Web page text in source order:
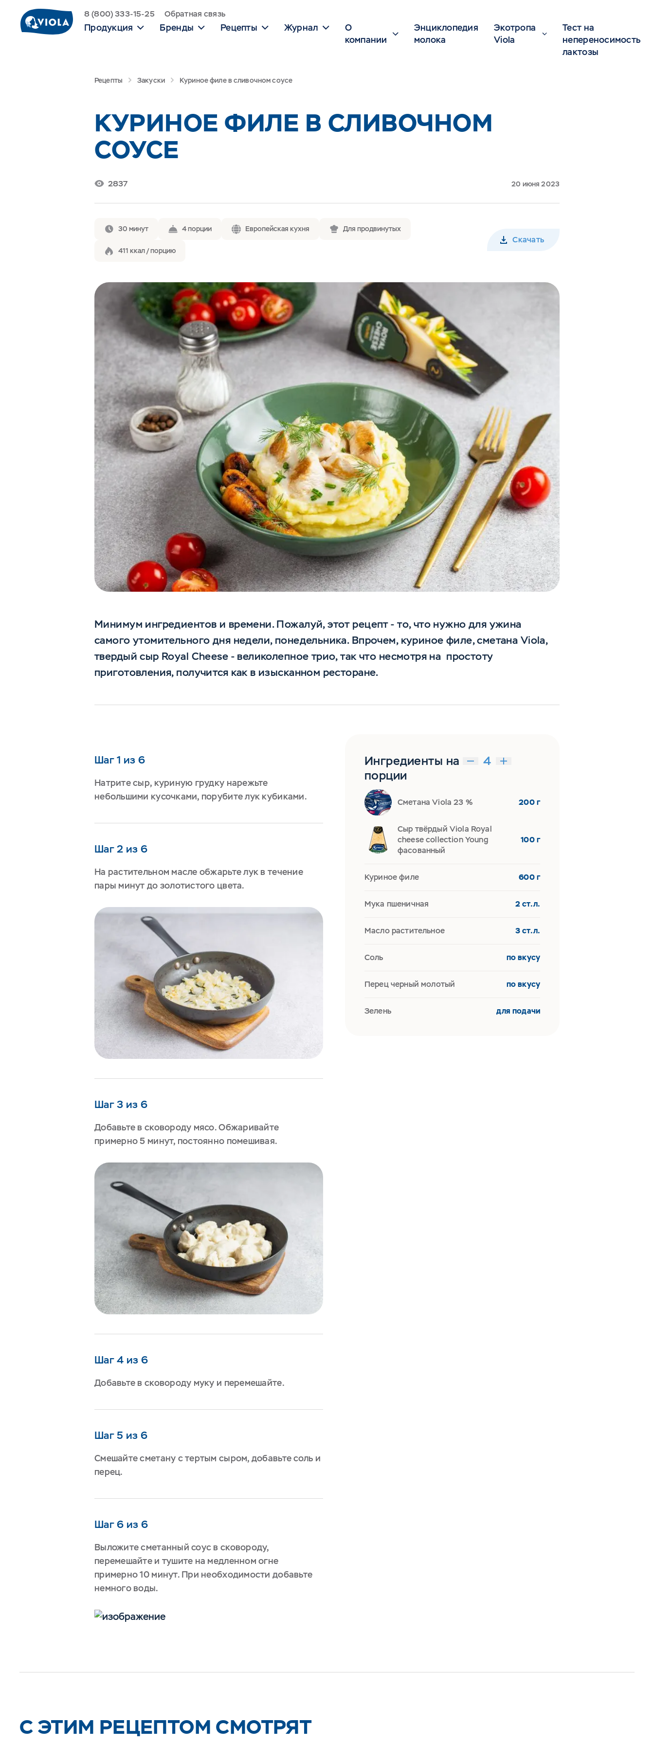
8 (800) 333-15-25 Обратная связь
Продукция Бренды Рецепты Журнал
О
компании
Энциклопедия
молока
Экотропа
Viola
Тест на
непереносимость
лактозы
Рецепты Закуски Куриное филе в сливочном соусе
КУРИНОЕ ФИЛЕ В СЛИВОЧНОМ
СОУСЕ
2837 20 июня 2023
30 минут 4 порции Европейская кухня Для продвинутых
411 ккал / порцию
Скачать
Минимум ингредиентов и времени. Пожалуй, этот рецепт - то, что нужно для ужина
самого утомительного дня недели, понедельника. Впрочем, куриное филе, сметана Viola,
твердый сыр Royal Cheese - великолепное трио, так что несмотря на простоту
приготовления, получится как в изысканном ресторане.
Шаг 1 из 6
Натрите сыр, куриную грудку нарежьте
небольшими кусочками, порубите лук кубиками.
Шаг 2 из 6
На растительном масле обжарьте лук в течение
пары минут до золотистого цвета.
Шаг 3 из 6
Добавьте в сковороду мясо. Обжаривайте
примерно 5 минут, постоянно помешивая.
Шаг 4 из 6
Добавьте в сковороду муку и перемешайте.
Шаг 5 из 6
Смешайте сметану с тертым сыром, добавьте соль и
перец.
Шаг 6 из 6
Выложите сметанный соус в сковороду,
перемешайте и тушите на медленном огне
примерно 10 минут. При необходимости добавьте
немного воды.
Ингредиенты на
порции
Сметана Viola 23 % 200 г
Сыр твёрдый Viola Royal
cheese collection Young
фасованный
100 г
Куриное филе 600 г
Мука пшеничная 2 ст.л.
Масло растительное 3 ст.л.
Соль по вкусу
Перец черный молотый по вкусу
Зелень для подачи
C ЭТИМ РЕЦЕПТОМ СМОТРЯТ